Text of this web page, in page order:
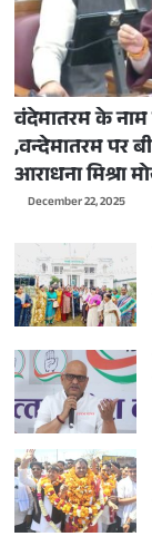
वंदेमातरम के नाम
,वन्देमातरम पर
आराधना मिश्रा
December 22, 2025